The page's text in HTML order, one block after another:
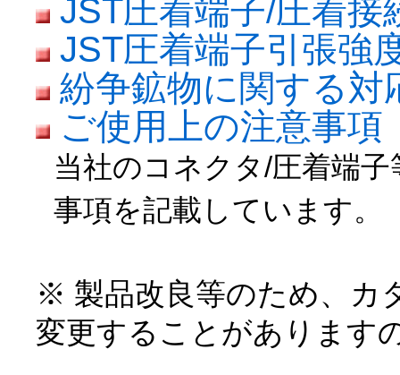
JST圧着端子/圧着
JST圧着端子引張強
紛争鉱物に関する
ご使用上の注意事項
当社のコネクタ/圧着端
事項を記載しています。
※ 製品改良等のため、カ
変更することがあります